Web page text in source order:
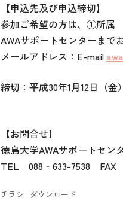
【申込先及び申込締切】
参加ご希望の方は、①所
AWAサポートセンターまで
メールアドレス：E-mail
締切：平成30年1月12日（金）
【お問合せ】
徳島大学AWAサポートセン
TEL 088‐633-7538 FAX
チラシ ダウンロード